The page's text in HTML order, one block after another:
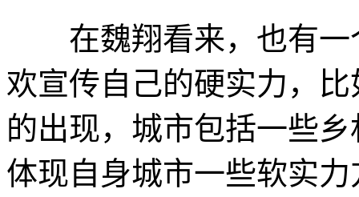
在魏翔看来，也有一
欢宣传自己的硬实力，
的出现，城市包括一些
体现自身城市一些软实